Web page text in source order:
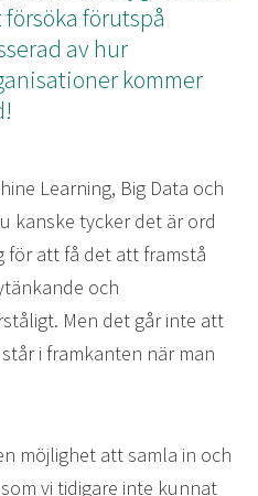
förutspå
av hur
kommer
Learning, Big Data och
kanske tycker det är ord
för att få det att framstå
och
Men det går inte att
i framkanten när man
möjlighet att samla in och
vi tidigare inte kunnat